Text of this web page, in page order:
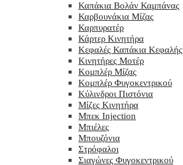
Καπάκια Βολάν Καμπάνας
Καρβουνάκια Μίζας
Καρπυρατέρ
Κάρτερ Κινητήρα
Κεφαλές Καπάκια Κεφαλής
Κινητήρες Μοτέρ
Κομπλέρ Μίζας
Κομπλέρ Φυγοκεντρικού
Κύλινδροι Πιστόνια
Μίζες Κινητήρα
Μπεκ Injection
Μπιέλες
Μπουζόνια
Στρόφαλοι
Σιαγώνες Φυγοκεντρικού